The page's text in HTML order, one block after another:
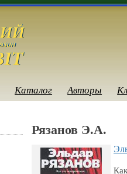
Каталог Авторы
Рязанов Э.А.